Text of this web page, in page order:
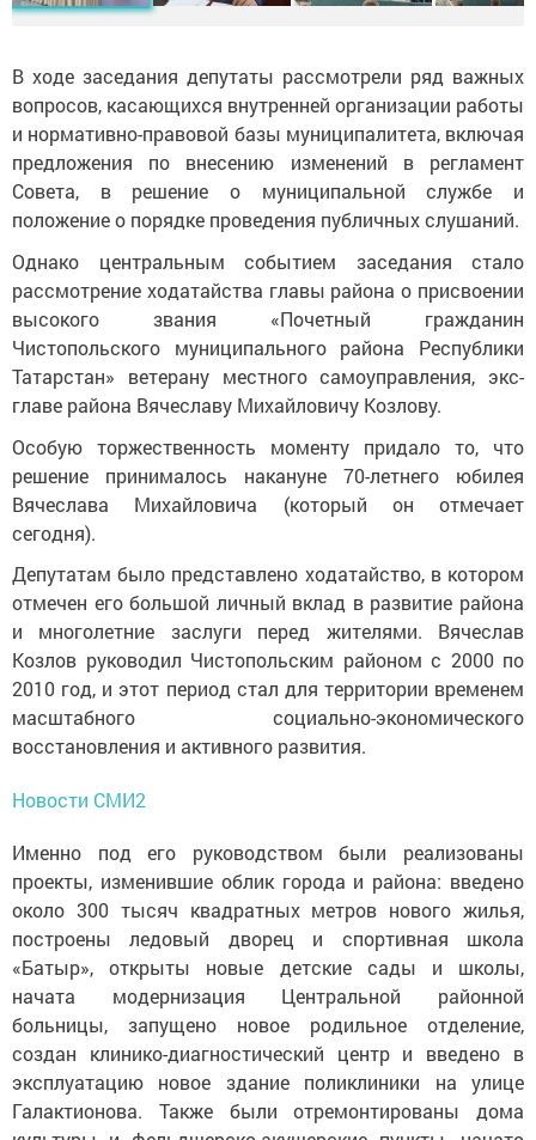
В ходе заседания депутаты рассмотрели ряд важных
вопросов, касающихся внутренней организации работы
и нормативно-правовой базы муниципалитета, включая
предложения по внесению изменений в регламент
Совета, в решение о муниципальной службе и
положение о порядке проведения публичных слушаний.
Однако центральным событием заседания стало
рассмотрение ходатайства главы района о присвоении
высокого звания «Почетный гражданин
Чистопольского муниципального района Республики
Татарстан» ветерану местного самоуправления, экс-
главе района Вячеславу Михайловичу Козлову.
Особую торжественность моменту придало то, что
решение принималось накануне 70-летнего юбилея
Вячеслава Михайловича (который он отмечает
сегодня).
Депутатам было представлено ходатайство, в котором
отмечен его большой личный вклад в развитие района
и многолетние заслуги перед жителями. Вячеслав
Козлов руководил Чистопольским районом с 2000 по
2010 год, и этот период стал для территории временем
масштабного социально-экономического
восстановления и активного развития.
Новости СМИ2
Именно под его руководством были реализованы
проекты, изменившие облик города и района: введено
около 300 тысяч квадратных метров нового жилья,
построены ледовый дворец и спортивная школа
«Батыр», открыты новые детские сады и школы,
начата модернизация Центральной районной
больницы, запущено новое родильное отделение,
создан клинико-диагностический центр и введено в
эксплуатацию новое здание поликлиники на улице
Галактионова. Также были отремонтированы дома